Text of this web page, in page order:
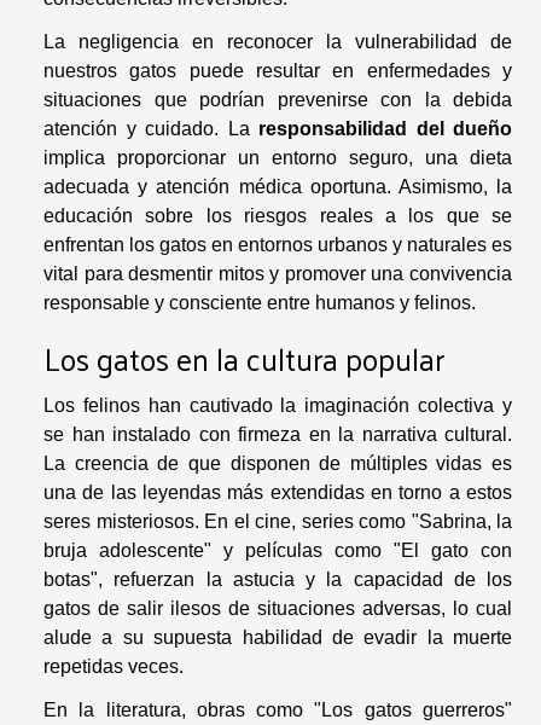
La negligencia en reconocer la vulnerabilidad de
nuestros gatos puede resultar en enfermedades y
situaciones que podrían prevenirse con la debida
atención y cuidado. La responsabilidad del dueño
implica proporcionar un entorno seguro, una dieta
adecuada y atención médica oportuna. Asimismo, la
educación sobre los riesgos reales a los que se
enfrentan los gatos en entornos urbanos y naturales es
vital para desmentir mitos y promover una convivencia
responsable y consciente entre humanos y felinos.
Los gatos en la cultura popular
Los felinos han cautivado la imaginación colectiva y
se han instalado con firmeza en la narrativa cultural.
La creencia de que disponen de múltiples vidas es
una de las leyendas más extendidas en torno a estos
seres misteriosos. En el cine, series como "Sabrina, la
bruja adolescente" y películas como "El gato con
botas", refuerzan la astucia y la capacidad de los
gatos de salir ilesos de situaciones adversas, lo cual
alude a su supuesta habilidad de evadir la muerte
repetidas veces.
En la literatura, obras como "Los gatos guerreros"